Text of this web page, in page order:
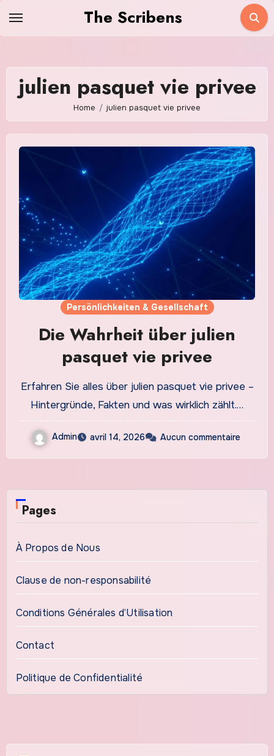
The Scribens
julien pasquet vie privee
Home julien pasquet vie privee
Persönlichkeiten & Gesellschaft
Die Wahrheit über julien
pasquet vie privee
Erfahren Sie alles über julien pasquet vie privee –
Hintergründe, Fakten und was wirklich zählt.…
Admin avril 14, 2026 Aucun commentaire
Pages
À Propos de Nous
Clause de non-responsabilité
Conditions Générales d’Utilisation
Contact
Politique de Confidentialité